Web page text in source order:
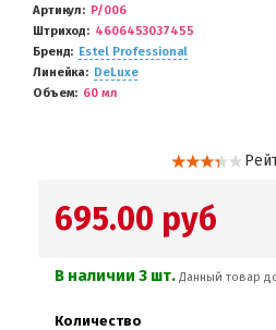
Артикул
P/006
Штриход
4606453037455
Бренд
Estel Professional
Линейка
DeLuxe
Объем
60 мл
695.00 руб
В наличии 3 шт. Данный товар
Количество